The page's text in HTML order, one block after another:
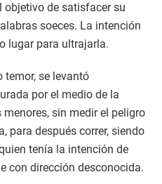
objetivo de satisfacer su
soeces. La intención
lugar para ultrajarla.
temor, se levantó
por el medio de la
sin medir el peligro
para después correr, siendo
tenía la intención de
con dirección desconocida.